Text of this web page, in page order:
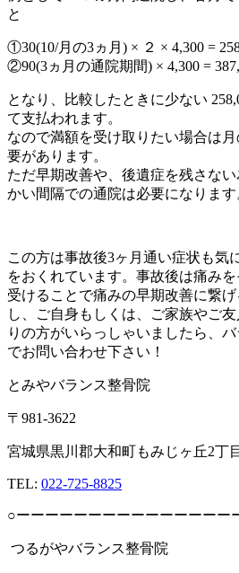
と
①30(10/月の3ヵ月) × ２ × 4,300 =
②90(3ヵ月の通院期間) × 4,300 =
となり、比較したときに少ない
て支払われます。
なので満額を受け取りたい場合は
要があります。
ただ早期改善や、後遺症を残さな
かい間隔での通院は必要になります
この方は事故後3ヶ月通い症状も気
をおくれています。事故後は痛み
受けることで痛みの早期改善に繋
し、ご自身もしくは、ご家族やご
りの方がいらっしゃいましたら、
でお問い合わせ下さい！
とみやバランス整骨院
〒981-3622
宮城県黒川郡大和町もみじヶ丘2丁
TEL: 022-725-8825
○ーーーーーーーーーーーーーーー
つるがやバランス整骨院